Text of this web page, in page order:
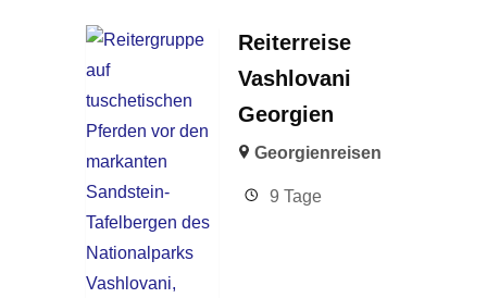
Reiterreise
Vashlovani
Georgien
Georgienreisen
9 Tage